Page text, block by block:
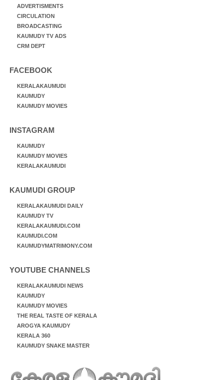
ADVERTISMENTS
CIRCULATION
BROADCASTING
KAUMUDY TV ADS
CRM DEPT
FACEBOOK
KERALAKAUMUDI
KAUMUDY
KAUMUDY MOVIES
INSTAGRAM
KAUMUDY
KAUMUDY MOVIES
KERALAKAUMUDI
KAUMUDI GROUP
KERALAKAUMUDI DAILY
KAUMUDY TV
KERALAKAUMUDI.COM
KAUMUDI.COM
KAUMUDYMATRIMONY.COM
YOUTUBE CHANNELS
KERALAKAUMUDI NEWS
KAUMUDY
KAUMUDY MOVIES
THE REAL TASTE OF KERALA
AROGYA KAUMUDY
KERALA 360
KAUMUDY SNAKE MASTER